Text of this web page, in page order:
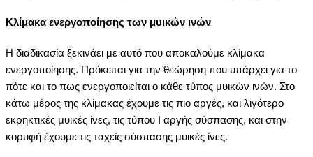
Κλίμακα ενεργοποίησης των μυικών ινών
Η διαδικασία ξεκινάει με αυτό που αποκαλούμε κλίμακα
ενεργοποίησης. Πρόκειται για την θεώρηση που υπάρχει για το
πότε και το πως ενεργοποιείται ο κάθε τύπος μυικών ινών. Στο
κάτω μέρος της κλίμακας έχουμε τις πιο αργές, και λιγότερο
εκρηκτικές μυικές ίνες, τις τύπου Ι αργής σύσπασης, και στην
κορυφή έχουμε τις ταχείς σύσπασης μυικές ίνες.